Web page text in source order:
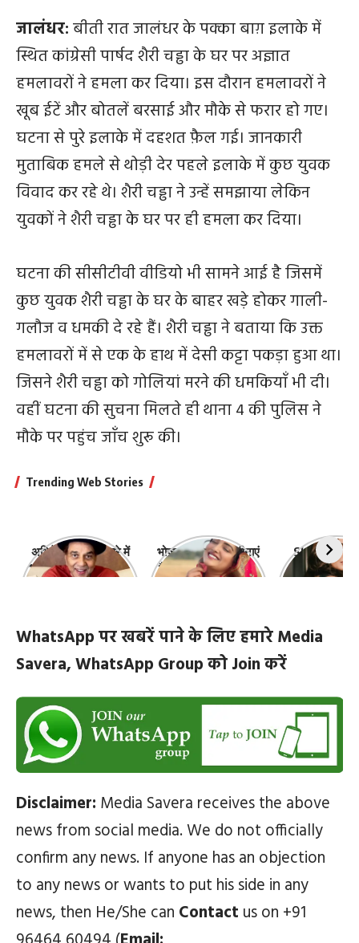
जालंधर:बीती रात जालंधर के पक्का बाग़ इलाके में
स्थित कांग्रेसी पार्षद शैरी चड्ढा के घर पर अज्ञात
हमलावरों ने हमला कर दिया। इस दौरान हमलावरों ने
खूब ईटें और बोतलें बरसाई और मौके से फरार हो गए।
घटना से पुरे इलाके में दहशत फ़ैल गई। जानकारी
मुताबिक हमले से थोड़ी देर पहले इलाके में कुछ युवक
विवाद कर रहे थे। शैरी चड्ढा ने उन्हें समझाया लेकिन
युवकों ने शैरी चड्ढा के घर पर ही हमला कर दिया।
घटना की सीसीटीवी वीडियो भी सामने आई है जिसमें
कुछ युवक शैरी चड्ढा के घर के बाहर खड़े होकर गाली-
गलौज व धमकी दे रहे हैं। शैरी चड्ढा ने बताया कि उक्त
हमलावरों में से एक के हाथ में देसी कट्टा पकड़ा हुआ था।
जिसने शैरी चड्ढा को गोलियां मरने की धमकियाँ भी दी।
वहीं घटना की सुचना मिलते ही थाना 4 की पुलिस ने
मौके पर पहुंच जाँच शुरू की।
Trending Web Stories
अभिनेता धर्मेंद्र के बारे में
10 रोचक बातें, जिनके बारे
भोजपुरी की ये 10 हसीनाएं
हैं सबसे खूबसूरत | top-
Shefali
‘कांटा लगा
WhatsApp पर खबरें पाने के लिए हमारे Media
Savera, WhatsApp Group को Join करें
Disclaimer: Media Savera receives the above
news from social media. We do not officially
confirm any news. If anyone has an objection
to any news or wants to put his side in any
news, then He/She can Contact us on +91